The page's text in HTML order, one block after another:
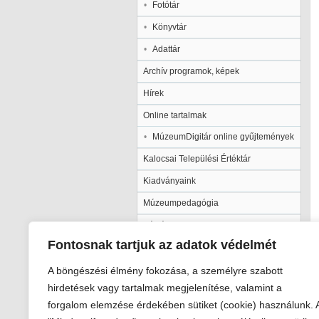
Fontosnak tartjuk az adatok védelmét
A böngészési élmény fokozása, a személyre szabott
hirdetések vagy tartalmak megjelenítése, valamint a
forgalom elemzése érdekében sütiket (cookie) használunk.
Fotótár
Könyvtár
Adattár
Archív programok, képek
Hírek
Online tartalmak
MúzeumDigitár online gyűjtemények
Kalocsai Települési Értéktár
Kiadványaink
Múzeumpedagógia
Galéria